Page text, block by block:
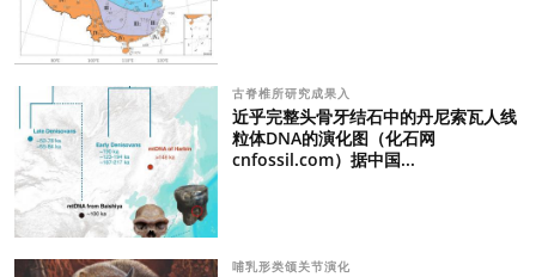
古脊椎所研究成果入
近乎完整头骨牙结石中的丹尼索瓦人线
粒体DNA的演化图（化石网
cnfossil.com）据中国...
哺乳形类颌关节演化